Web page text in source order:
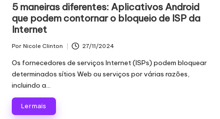
y
P
r
o
x
y
5 maneiras diferentes: Aplicativos Android
que podem contornar o bloqueio de ISP da
Internet
por
Por Nicole Clinton 27/11/2024
Os fornecedores de serviços Internet (ISPs) podem bloquear
determinados sítios Web ou serviços por várias razões,
incluindo a...
Ler mais